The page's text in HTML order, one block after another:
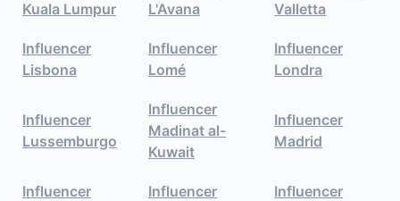
Kuala Lumpur
L'Avana
Valletta
Influencer
Lisbona
Influencer
Lomé
Influencer
Londra
Influencer
Lussemburgo
Influencer
Madinat al-
Kuwait
Influencer
Madrid
Influencer
Influencer
Influencer